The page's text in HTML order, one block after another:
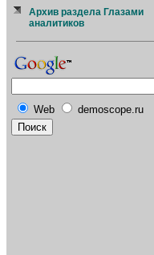
Архив раздела Глазами
аналитиков
Web demoscope.ru